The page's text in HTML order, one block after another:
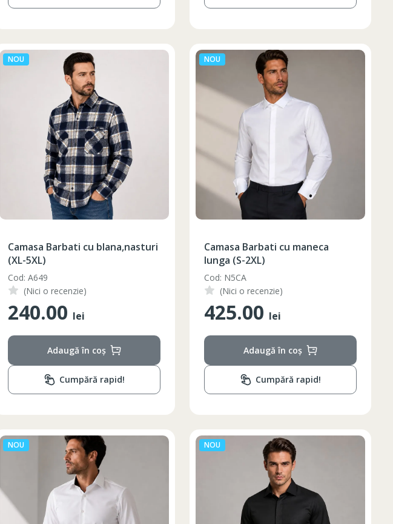
NOU
Camasa Barbati cu blana,nasturi
(XL-5XL)
Cod: A649
(Nici o recenzie)
240.00 lei
Adaugă în coș
Cumpără rapid!
NOU
Camasa Barbati cu maneca
lunga (S-2XL)
Cod: N5CA
(Nici o recenzie)
425.00 lei
Adaugă în coș
Cumpără rapid!
NOU NOU